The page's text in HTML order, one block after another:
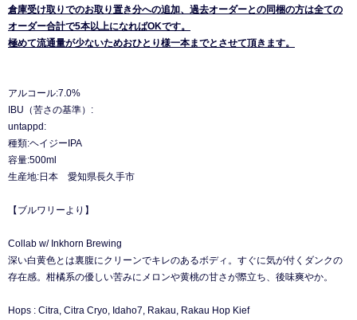
倉庫受け取りでのお取り置き分への追加、過去オーダーとの同梱の方は全ての
オーダー合計で5本以上になればOKです。
極めて流通量が少ないためおひとり様一本までとさせて頂きます。
アルコール:7.0%
IBU（苦さの基準）:
untappd:
種類:ヘイジーIPA
容量:500ml
生産地:日本 愛知県長久手市
【ブルワリーより】
Collab w/ Inkhorn Brewing
深い白黄色とは裏腹にクリーンでキレのあるボディ。すぐに気が付くダンクの
存在感。柑橘系の優しい苦みにメロンや黄桃の甘さが際立ち、後味爽やか。
Hops : Citra, Citra Cryo, Idaho7, Rakau, Rakau Hop Kief